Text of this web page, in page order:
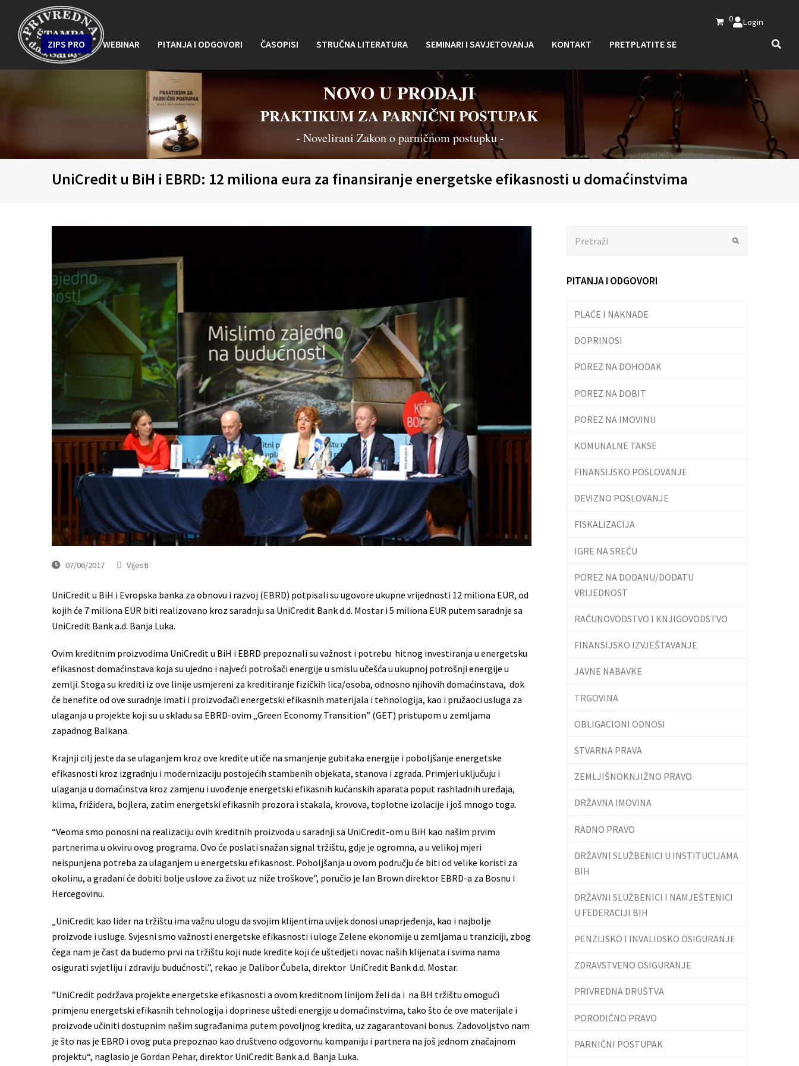
0 Login
ZIPS PRO WEBINAR PITANJA I ODGOVORI ČASOPISI STRUČNA LITERATURA SEMINARI I SAVJETOVANJA KONTAKT PRETPLATITE SE
NOVO U PRODAJI
PRAKTIKUM ZA PARNIČNI POSTUPAK
- Novelirani Zakon o parničnom postupku -
UniCredit u BiH i EBRD: 12 miliona eura za finansiranje energetske efikasnosti u domaćinstvima
07/06/2017 Vijesti
UniCredit u BiH i Evropska banka za obnovu i razvoj (EBRD) potpisali su ugovore ukupne vrijednosti 12 miliona EUR, od
kojih će 7 miliona EUR biti realizovano kroz saradnju sa UniCredit Bank d.d. Mostar i 5 miliona EUR putem saradnje sa
UniCredit Bank a.d. Banja Luka.
Ovim kreditnim proizvodima UniCredit u BiH i EBRD prepoznali su važnost i potrebu hitnog investiranja u energetsku
efikasnost domaćinstava koja su ujedno i najveći potrošači energije u smislu učešća u ukupnoj potrošnji energije u
zemlji. Stoga su krediti iz ove linije usmjereni za kreditiranje fizičkih lica/osoba, odnosno njihovih domaćinstava, dok
će benefite od ove suradnje imati i proizvođači energetski efikasnih materijala i tehnologija, kao i pružaoci usluga za
ulaganja u projekte koji su u skladu sa EBRD-ovim „Green Economy Transition” (GET) pristupom u zemljama
zapadnog Balkana.
Krajnji cilj jeste da se ulaganjem kroz ove kredite utiče na smanjenje gubitaka energije i poboljšanje energetske
efikasnosti kroz izgradnju i modernizaciju postojećih stambenih objekata, stanova i zgrada. Primjeri uključuju i
ulaganja u domaćinstva kroz zamjenu i uvođenje energetski efikasnih kućanskih aparata poput rashladnih uređaja,
klima, frižidera, bojlera, zatim energetski efikasnih prozora i stakala, krovova, toplotne izolacije i još mnogo toga.
“Veoma smo ponosni na realizaciju ovih kreditnih proizvoda u saradnji sa UniCredit-om u BiH kao našim prvim
partnerima u okviru ovog programa. Ovo će poslati snažan signal tržištu, gdje je ogromna, a u velikoj mjeri
neispunjena potreba za ulaganjem u energetsku efikasnost. Poboljšanja u ovom području će biti od velike koristi za
okolinu, a građani će dobiti ​​bolje uslove za život uz niže troškove”, poručio je Ian Brown direktor EBRD-a za Bosnu i
Hercegovinu.
„UniCredit kao lider na tržištu ima važnu ulogu da svojim klijentima uvijek donosi unaprjeđenja, kao i najbolje
proizvode i usluge. Svjesni smo važnosti energetske efikasnosti i uloge Zelene ekonomije u zemljama u tranziciji, zbog
čega nam je čast da budemo prvi na tržištu koji nude kredite koji će uštedjeti novac naših klijenata i svima nama
osigurati svjetliju i zdraviju budućnosti.”, rekao je Dalibor Ćubela, direktor UniCredit Bank d.d. Mostar.
”UniCredit podržava projekte energetske efikasnosti a ovom kreditnom linijom želi da i na BH tržištu omogući
primjenu energetski efikasnih tehnologija i doprinese uštedi energije u domaćinstvima, tako što će ove materijale i
proizvode učiniti dostupnim našim sugrađanima putem povoljnog kredita, uz zagarantovani bonus. Zadovoljstvo nam
je što nas je EBRD i ovog puta prepoznao kao društveno odgovornu kompaniju i partnera na još jednom značajnom
projektu“, naglasio je Gordan Pehar, direktor UniCredit Bank a.d. Banja Luka.
PITANJA I ODGOVORI
PLAĆE I NAKNADE
DOPRINOSI
POREZ NA DOHODAK
POREZ NA DOBIT
POREZ NA IMOVINU
KOMUNALNE TAKSE
FINANSIJSKO POSLOVANJE
DEVIZNO POSLOVANJE
FISKALIZACIJA
IGRE NA SREĆU
POREZ NA DODANU/DODATU
VRIJEDNOST
RAČUNOVODSTVO I KNJIGOVODSTVO
FINANSIJSKO IZVJEŠTAVANJE
JAVNE NABAVKE
TRGOVINA
OBLIGACIONI ODNOSI
STVARNA PRAVA
ZEMLJIŠNOKNJIŽNO PRAVO
DRŽAVNA IMOVINA
RADNO PRAVO
DRŽAVNI SLUŽBENICI U INSTITUCIJAMA
BIH
DRŽAVNI SLUŽBENICI I NAMJEŠTENICI
U FEDERACIJI BIH
PENZIJSKO I INVALIDSKO OSIGURANJE
ZDRAVSTVENO OSIGURANJE
PRIVREDNA DRUŠTVA
PORODIČNO PRAVO
PARNIČNI POSTUPAK